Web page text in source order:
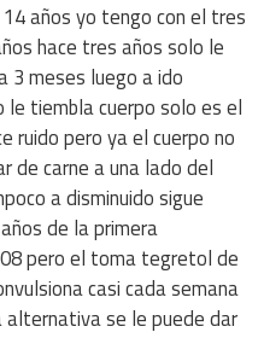
años yo tengo con el tres
hace tres años solo le
3 meses luego a ido
le tiembla cuerpo solo es el
ruido pero ya el cuerpo no
de carne a una lado del
a disminuido sigue
de la primera
pero el toma tegretol de
casi cada semana
se le puede dar